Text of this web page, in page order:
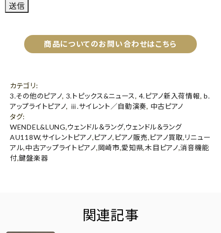
商品についてのお問い合わせはこちら
カテゴリ:
3.その他のピアノ, 3.トピックス&ニュース, 4.ピアノ新入荷情報, b.
アップライトピアノ, ⅲ.サイレント／自動演奏, 中古ピアノ
タグ:
WENDEL&LUNG,ウェンドル＆ラング,ウェンドル＆ラング
AU118W,サイレントピアノ,ピアノ, ピアノ販売,ピアノ買取,リニュー
アル,中古アップライトピアノ,岡崎市,愛知県,木目ピアノ,消音機能
付,鍵盤楽器
関連記事